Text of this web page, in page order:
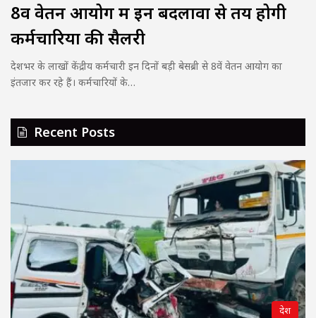
8वें वेतन आयोग में इन बदलावों से तय होगी
कर्मचारियों की सैलरी
देशभर के लाखों केंद्रीय कर्मचारी इन दिनों बड़ी बेसब्री से 8वें वेतन आयोग का
इंतजार कर रहे हैं। कर्मचारियों के…
Recent Posts
देश